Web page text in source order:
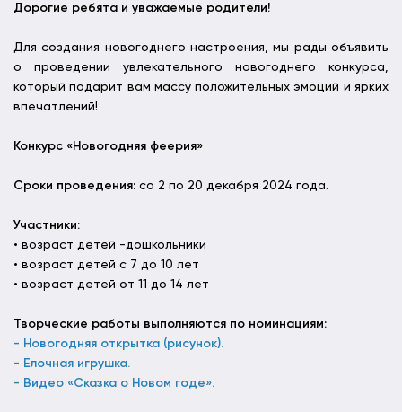
Дорогие ребята и уважаемые родители!
Для создания новогоднего настроения, мы рады объявить
о проведении увлекательного новогоднего конкурса,
который подарит вам массу положительных эмоций и ярких
впечатлений!
Конкурс «Новогодняя феерия»
Сроки проведения: со 2 по 20 декабря 2024 года.
Участники:
• возраст детей -дошкольники
• возраст детей с 7 до 10 лет
• возраст детей от 11 до 14 лет
Творческие работы выполняются по номинациям:
- Новогодняя открытка (рисунок).
- Елочная игрушка.
- Видео «Сказка о Новом годе».